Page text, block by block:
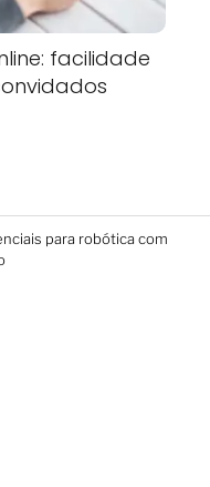
facilidade
para robótica com